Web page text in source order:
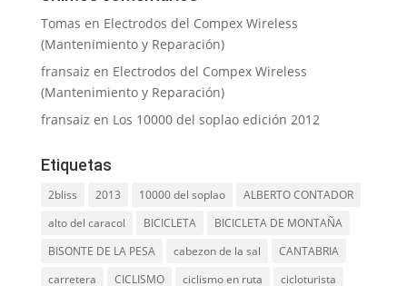
Tomas en Electrodos del Compex Wireless
(Mantenimiento y Reparación)
fransaiz en Electrodos del Compex Wireless
(Mantenimiento y Reparación)
fransaiz en Los 10000 del soplao edición 2012
Etiquetas
2bliss 2013 10000 del soplao
ALBERTO CONTADOR
alto del caracol
BICICLETA
BICICLETA DE MONTAÑA
BISONTE DE LA PESA
cabezon de la sal
CANTABRIA
carretera
CICLISMO ciclismo en ruta cicloturista